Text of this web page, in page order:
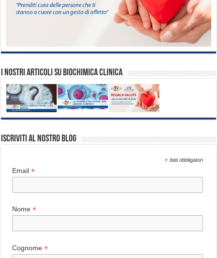
I nostri articoli su biochimica clinica
Iscriviti al nostro blog
* dati obbligatori
Email *
Nome *
Cognome *